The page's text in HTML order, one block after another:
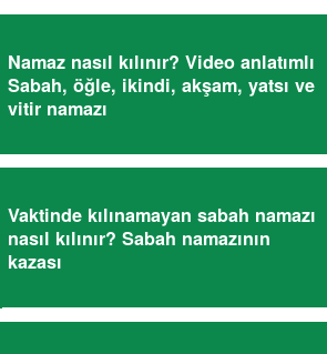
Namaz nasıl kılınır? Video anlatımlı
Sabah, öğle, ikindi, akşam, yatsı ve
vitir namazı
Vaktinde kılınamayan sabah namazı
nasıl kılınır? Sabah namazının
kazası